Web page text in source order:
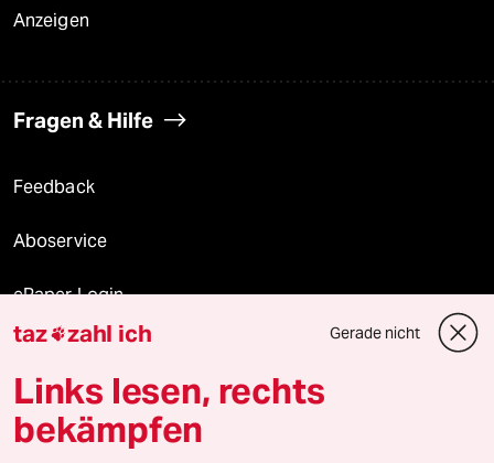
Anzeigen
Fragen & Hilfe
Feedback
Aboservice
ePaper Login
Downloads für Abonnierende
© 2026 taz Verlags und Vertriebs GmbH
taz zahl ich Gerade nicht
Links lesen, rechts
bekämpfen